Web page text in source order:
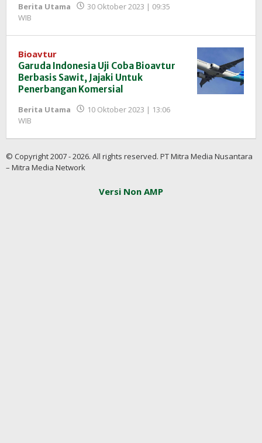
Berita Utama
30 Oktober 2023 | 09:35
WIB
InfoSAWIT
Bioavtur
Garuda Indonesia Uji Coba Bioavtur
Berbasis Sawit, Jajaki Untuk
Penerbangan Komersial
Berita Utama
10 Oktober 2023 | 13:06
WIB
InfoSAWIT
© Copyright 2007 - 2026. All rights reserved. PT Mitra Media Nusantara
– Mitra Media Network
Versi Non AMP